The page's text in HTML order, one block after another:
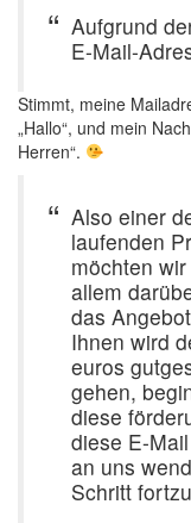
Aufgrund
E-Mail-
Stimmt, meine
„Hallo“, und mein
Herren“.
Also einer
laufenden
möchten
allem
das
Ihnen wird
euros
gehen,
diese
diese E-
an uns
Schritt